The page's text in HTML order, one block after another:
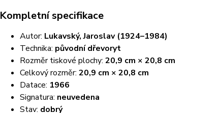
Kompletní specifikace
Autor: Lukavský, Jaroslav (1924–1984)
Technika: původní dřevoryt
Rozměr tiskové plochy: 20,9 cm × 20,8 cm
Celkový rozměr: 20,9 cm × 20,8 cm
Datace: 1966
Signatura: neuvedena
Stav: dobrý